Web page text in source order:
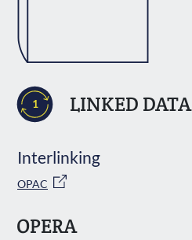
1 LINKED DATA
Interlinking
OPAC
OPERA